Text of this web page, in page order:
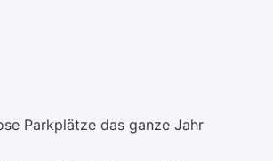
Parkplätze das ganze Jahr